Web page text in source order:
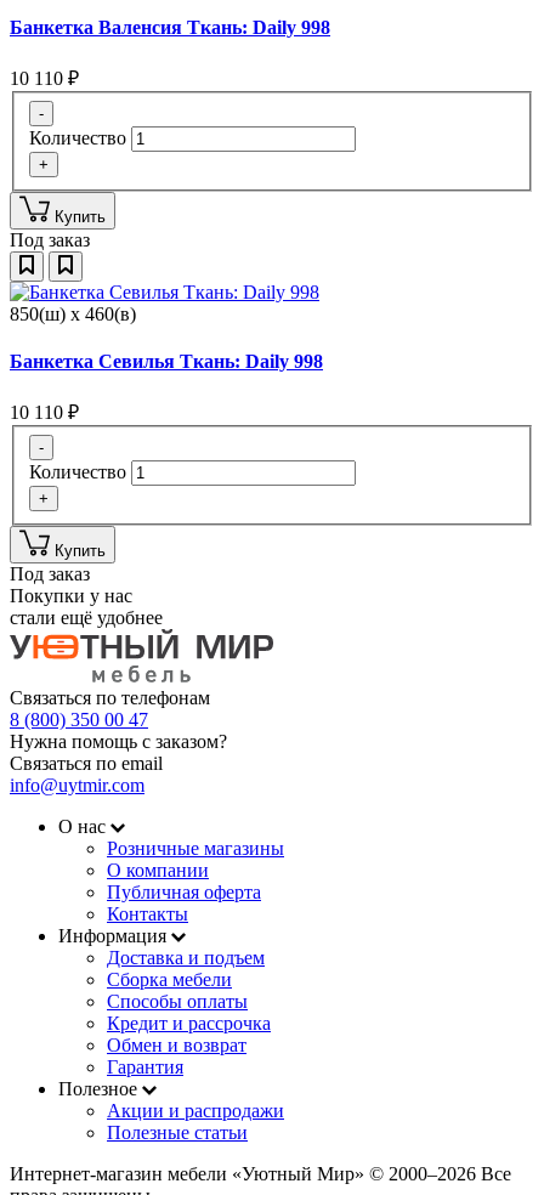
Банкетка Валенсия Ткань: Daily 998
10 110 ₽
-
Количество
+
Купить
Под заказ
850(ш) x 460(в)
Банкетка Севилья Ткань: Daily 998
10 110 ₽
-
Количество
+
Купить
Под заказ
Покупки у нас
стали ещё удобнее
Связаться по телефонам
8 (800) 350 00 47
Нужна помощь с заказом?
Связаться по email
info@uytmir.com
О нас
Розничные магазины
О компании
Публичная оферта
Контакты
Информация
Доставка и подъем
Сборка мебели
Способы оплаты
Кредит и рассрочка
Обмен и возврат
Гарантия
Полезное
Акции и распродажи
Полезные статьи
Интернет-магазин мебели «Уютный Мир» © 2000‒2026 Все